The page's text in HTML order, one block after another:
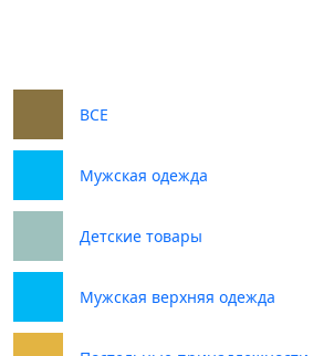
ВСЕ
Мужская одежда
Детские товары
Мужская верхняя одежда